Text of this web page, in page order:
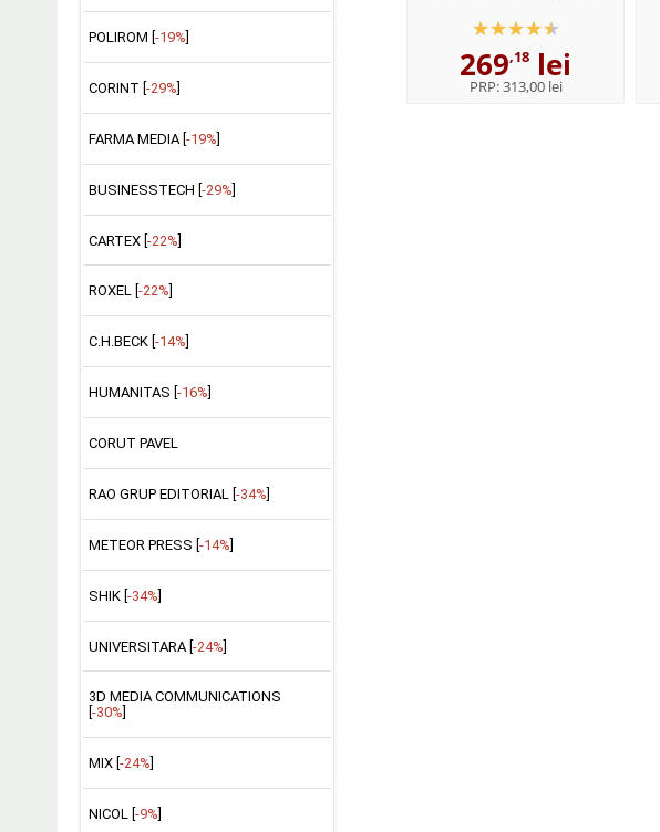
POLIROM [ -19%
CORINT [ -29%
FARMA MEDIA [ -19%
BUSINESSTECH [-29%]
CARTEX [-22%]
ROXEL [ -22%
C.H.BECK [ -14%
HUMANITAS [ -16%
CORUT PAVEL
RAO GRUP EDITORIAL [ -34%
METEOR PRESS [ -14%
SHIK [-34%]
UNIVERSITARA [-24%]
3D MEDIA COMMUNICATIONS
-30%
MIX [ -24%
NICOL [ -9%
egida Institutului de
Lingvistica,,...
269,18 lei
PRP:313,00 lei